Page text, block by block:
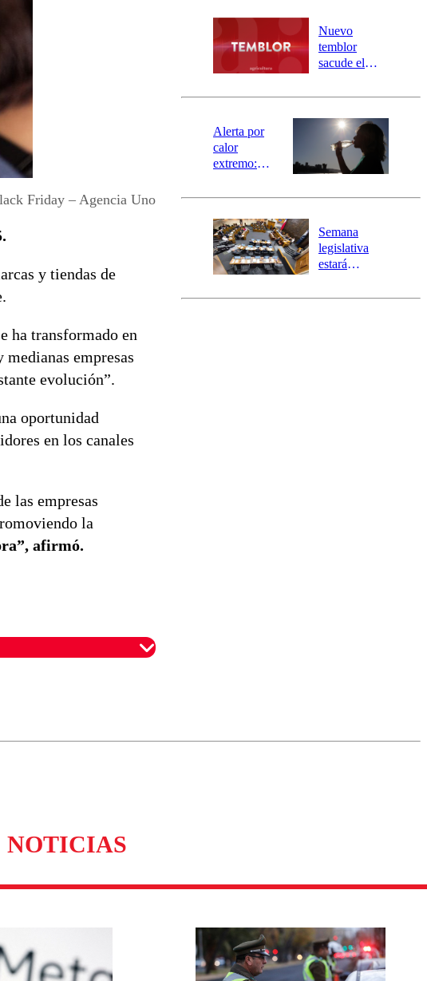
Friday – Agencia Uno
y tiendas de
ha transformado en
empresas
evolución”.
oportunidad
en los canales
las empresas
la
afirmó.
río Damas:
activa
mensajería
SAE
Nuevo
temblor
sacude el
revisa la
epicentro
Alerta por
calor
extremo:
activa Alerta
Preventiva en
tres comunas
Semana
legislativa
estará
el fin de la